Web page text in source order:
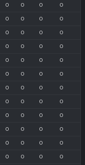
0 0 0 0
0 0 0 0
0 0 0 0
0 0 0 0
0 0 0 0
0 0 0 0
0 0 0 0
0 0 0 0
0 0 0 0
0 0 0 0
0 0 0 0
0 0 0 0